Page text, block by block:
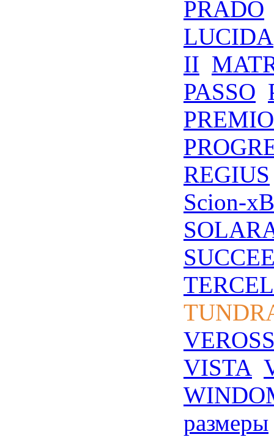
PRADO
LUCIDA
II
PASSO
PREMIO
REGIUS
Scion-xB
TERCEL
VISTA
размеры